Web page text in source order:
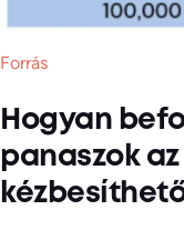
Forrás
Hogyan
panaszok az